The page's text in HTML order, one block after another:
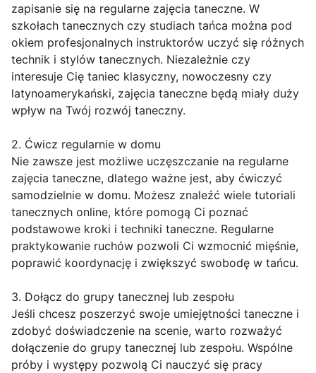
zapisanie się na regularne zajęcia taneczne. W
szkołach tanecznych czy studiach tańca można pod
okiem profesjonalnych instruktorów uczyć się różnych
technik i stylów tanecznych. Niezależnie czy
interesuje Cię taniec klasyczny, nowoczesny czy
latynoamerykański, zajęcia taneczne będą miały duży
wpływ na Twój rozwój taneczny.
2. Ćwicz regularnie w domu
Nie zawsze jest możliwe uczęszczanie na regularne
zajęcia taneczne, dlatego ważne jest, aby ćwiczyć
samodzielnie w domu. Możesz znaleźć wiele tutoriali
tanecznych online, które pomogą Ci poznać
podstawowe kroki i techniki taneczne. Regularne
praktykowanie ruchów pozwoli Ci wzmocnić mięśnie,
poprawić koordynację i zwiększyć swobodę w tańcu.
3. Dołącz do grupy tanecznej lub zespołu
Jeśli chcesz poszerzyć swoje umiejętności taneczne i
zdobyć doświadczenie na scenie, warto rozważyć
dołączenie do grupy tanecznej lub zespołu. Wspólne
próby i występy pozwolą Ci nauczyć się pracy